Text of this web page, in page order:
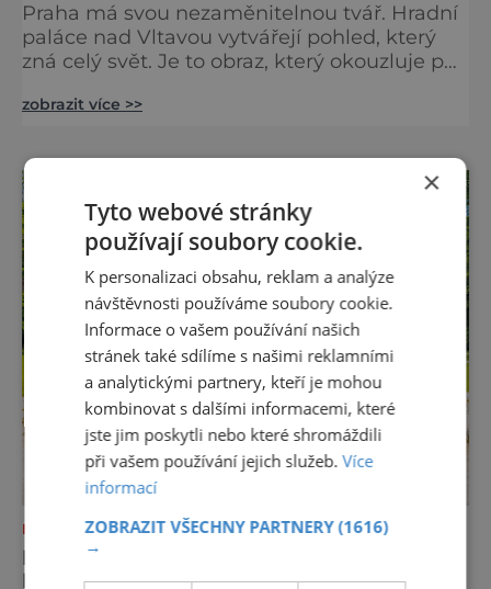
Praha má svou nezaměnitelnou tvář. Hradní
paláce nad Vltavou vytvářejí pohled, který
zná celý svět. Je to obraz, který okouzluje po
jediný Čech, který by ho neznal. Pražský hrad
fotkách. A kdo si plánuje výlet do naší
metropole, má ho na seznamu mí
zobrazit více >>
NEJKRÁSNĚJŠÍ PAMÁTKY
MALÝ BĚLOHRAD – MÍSTO, KDE SE
BUDETE CÍTIT JAKO DOMA
×
Tyto webové stránky
používají soubory cookie.
K personalizaci obsahu, reklam a analýze
návštěvnosti používáme soubory cookie.
Informace o vašem používání našich
stránek také sdílíme s našimi reklamními
a analytickými partnery, kteří je mohou
kombinovat s dalšími informacemi, které
jste jim poskytli nebo které shromáždili
při vašem používání jejich služeb.Více
informací
ZOBRAZIT VŠECHNY PARTNERY(1616)
→